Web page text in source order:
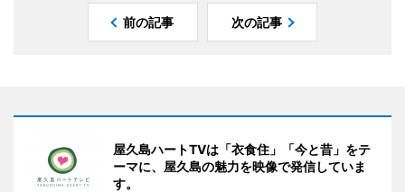
前の記事 次の記事
屋久島ハートTVは「衣食住」「今と昔」をテ
ーマに、屋久島の魅力を映像で発信していま
す。